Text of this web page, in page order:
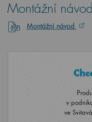
Montážní
Montážní návod
v
ve